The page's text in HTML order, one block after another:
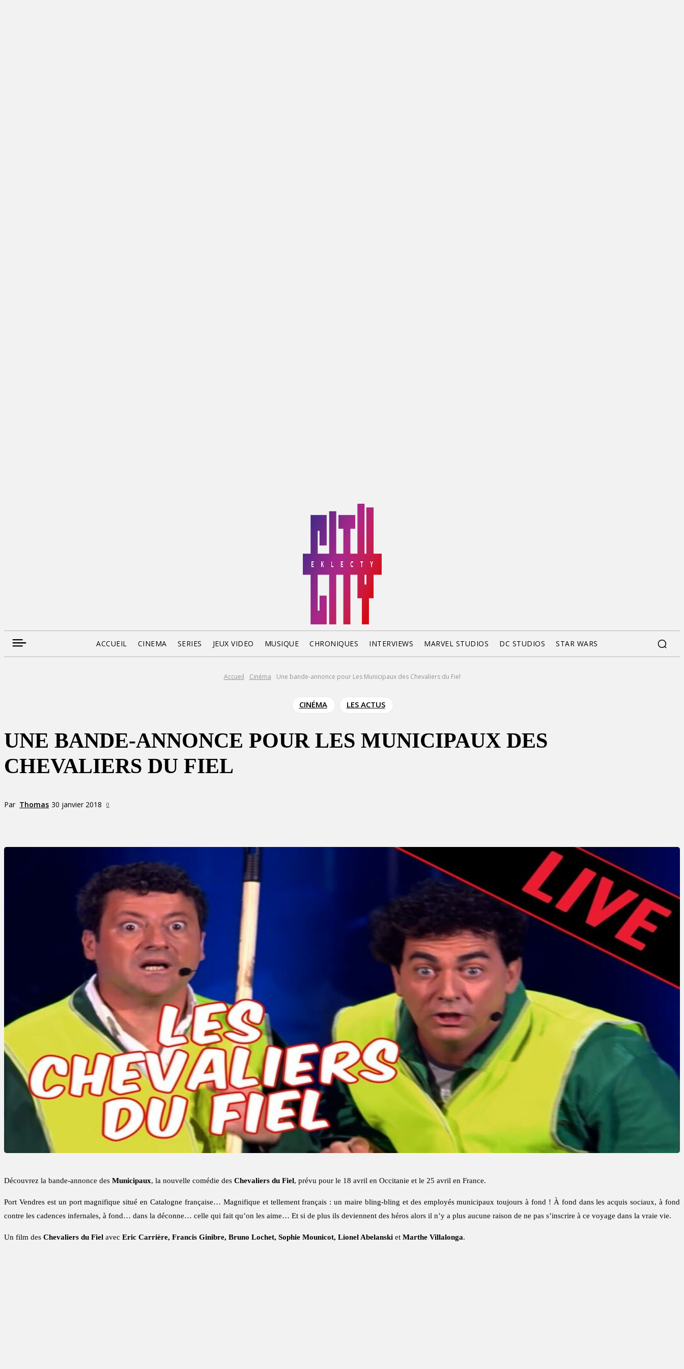
ACCUEIL CINEMA SERIES JEUX VIDEO MUSIQUE CHRONIQUES INTERVIEWS MARVEL STUDIOS DC STUDIOS STAR WARS
Accueil Cinéma Une bande-annonce pour Les Municipaux des Chevaliers du Fiel
CINÉMA LES ACTUS
UNE BANDE-ANNONCE POUR LES MUNICIPAUX DES
CHEVALIERS DU FIEL
Par Thomas 30 janvier 2018 0
Découvrez la bande-annonce des Municipaux, la nouvelle comédie des Chevaliers du Fiel, prévu pour le 18 avril en Occitanie et le 25 avril en France.
Port Vendres est un port magnifique situé en Catalogne française… Magnifique et tellement français : un maire bling-bling et des employés municipaux toujours à fond ! À fond dans les acquis sociaux, à fond
contre les cadences infernales, à fond… dans la déconne… celle qui fait qu’on les aime… Et si de plus ils deviennent des héros alors il n’y a plus aucune raison de ne pas s’inscrire à ce voyage dans la vraie vie.
Un film des Chevaliers du Fiel avec Eric Carrière, Francis Ginibre, Bruno Lochet, Sophie Mounicot, Lionel Abelanski et Marthe Villalonga.